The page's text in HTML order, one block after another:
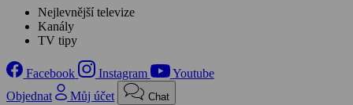
Nejlevnější televize
Kanály
TV tipy
Facebook Instagram
Youtube
Objednat
Můj účet Chat